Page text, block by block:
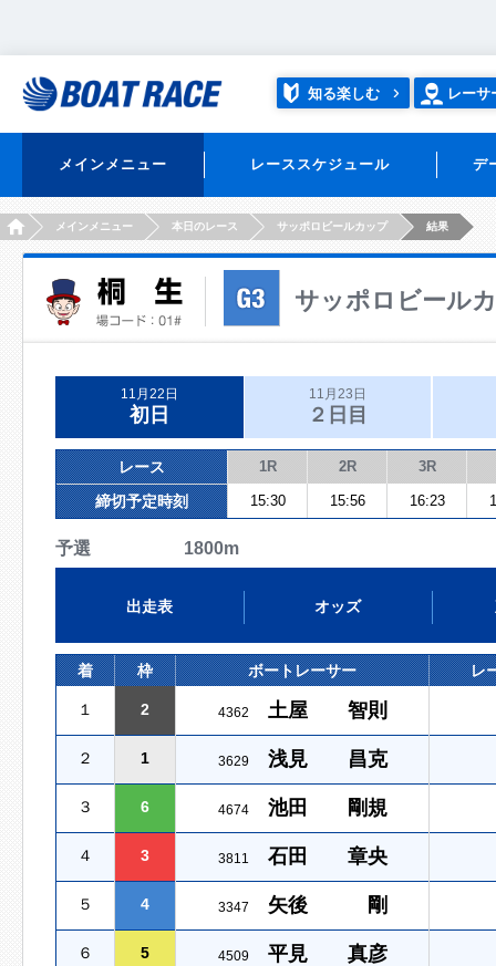
知る楽しむ レーサ
メインメニュー レーススケジュール デ
HOMEメインメニュー 本日のレース サッポロビールカップ 結果
サッポロビール
11月22日
初日
11月23日
２日目
レース 1R 2R 3R
締切予定時刻 15:30 15:56 16:23
予選 1800m
出走表 オッズ
着 枠 ボートレーサー レ
１ 2 4362 土屋 智則
２ 1 3629 浅見 昌克
３ 6 4674 池田 剛規
４ 3 3811 石田 章央
５ 4 3347 矢後 剛
６ 5 4509 平見 真彦